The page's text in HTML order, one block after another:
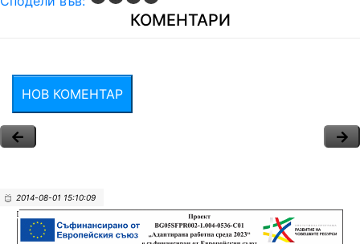
КОМЕНТАРИ
НОВ КОМЕНТАР
2014-08-01 15:10:09